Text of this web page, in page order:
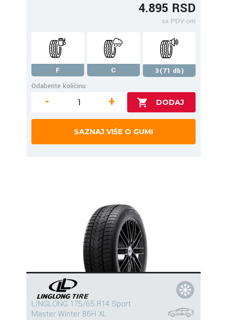
4.895 RSD
sa PDV-om
F C
3(71 db)
Odaberite količinu
- +
SAZNAJ VIŠE O GUMI
LINGLONG 175/65 R14 Sport
Master Winter 86H XL